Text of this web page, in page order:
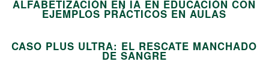
ALFABETIZACIÓN EN IA EN EDUCACIÓN CON
EJEMPLOS PRÁCTICOS EN AULAS
CASO PLUS ULTRA: EL RESCATE MANCHADO
DE SANGRE